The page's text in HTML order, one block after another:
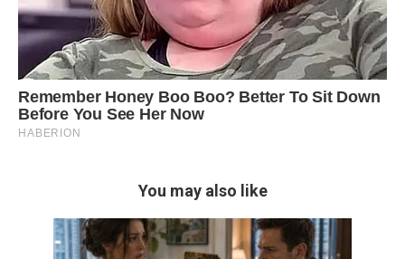
You may also like